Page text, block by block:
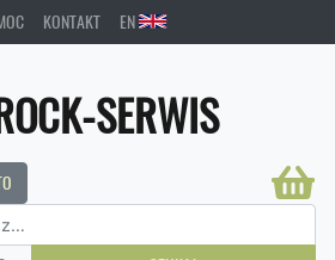
KONTAKT EN
SERWIS